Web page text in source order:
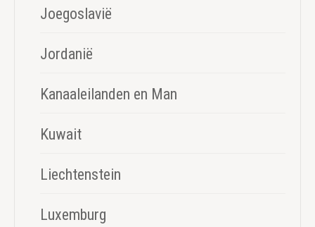
Joegoslavië
Jordanië
Kanaaleilanden en Man
Kuwait
Liechtenstein
Luxemburg